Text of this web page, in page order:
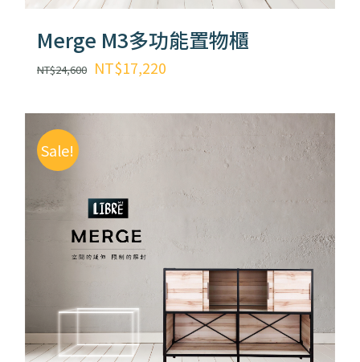
Merge M3多功能置物櫃
NT$24,600 原
價
NT$24,600。
NT$17,220
價
格：
NT$17,220。
Sale!